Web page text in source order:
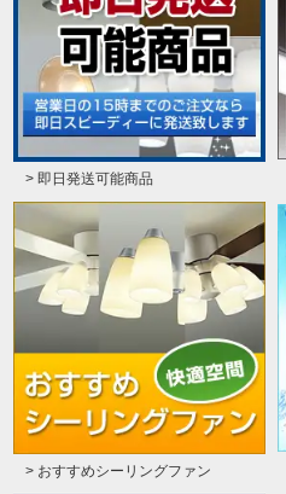
> 即日発送可能商品
> おすすめシーリングファン